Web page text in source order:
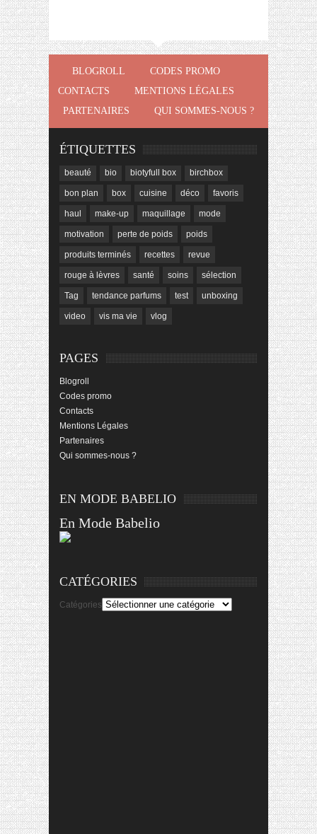
BLOGROLL
CODES PROMO
CONTACTS
MENTIONS LÉGALES
PARTENAIRES
QUI SOMMES-NOUS ?
ÉTIQUETTES
beauté bio biotyfull box birchbox
bon plan box cuisine déco favoris
haul make-up maquillage mode
motivation perte de poids poids
produits terminés recettes revue
rouge à lèvres santé soins sélection
Tag tendance parfums test unboxing
video vis ma vie vlog
PAGES
Blogroll
Codes promo
Contacts
Mentions Légales
Partenaires
Qui sommes-nous ?
EN MODE BABELIO
En Mode Babelio
CATÉGORIES
Catégories